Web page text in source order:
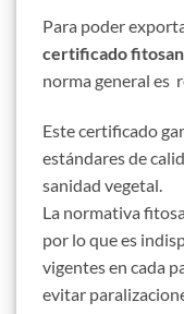
Para poder
certificado
norma general es
Este certificado
estándares de
sanidad vegetal.
La normativa
por lo que es
vigentes en cada
evitar